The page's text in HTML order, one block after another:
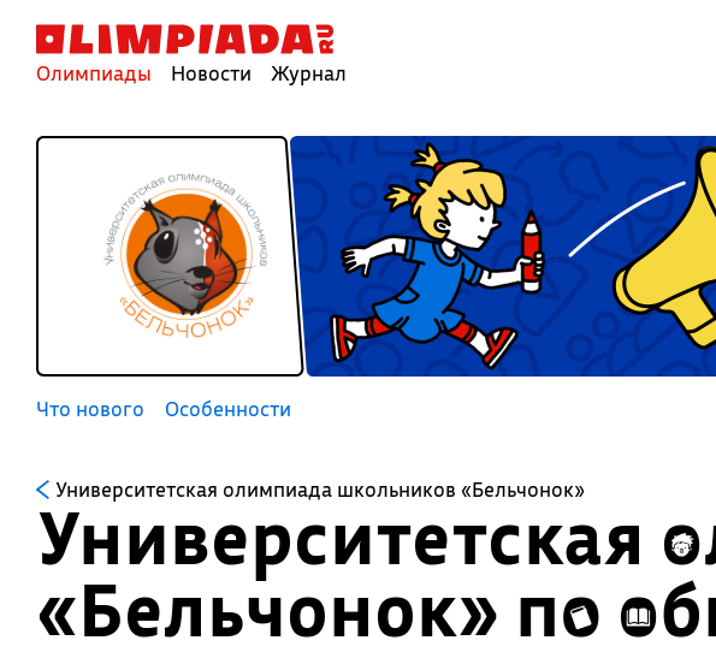
Олимпиады Новости Журнал
Что нового Особенности
Университетская олимпиада школьников «Бельчонок»
Университетская
«Бельчонок» по